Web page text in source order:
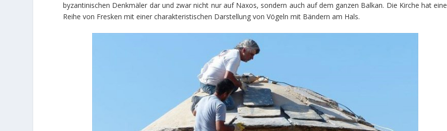
byzantinischen Denkmäler dar und zwar nicht nur auf Naxos, sondern auch auf dem ganzen Balkan. Die Kirche hat eine
Reihe von Fresken mit einer charakteristischen Darstellung von Vögeln mit Bändern am Hals.